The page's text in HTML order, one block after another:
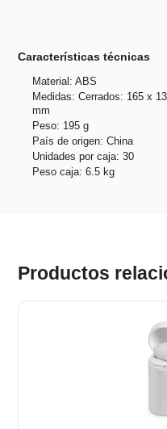
Características técnicas
Material: ABS
Medidas: Cerrados: 165 x
mm
Peso: 195 g
País de origen: China
Unidades por caja: 30
Peso caja: 6.5 kg
Productos